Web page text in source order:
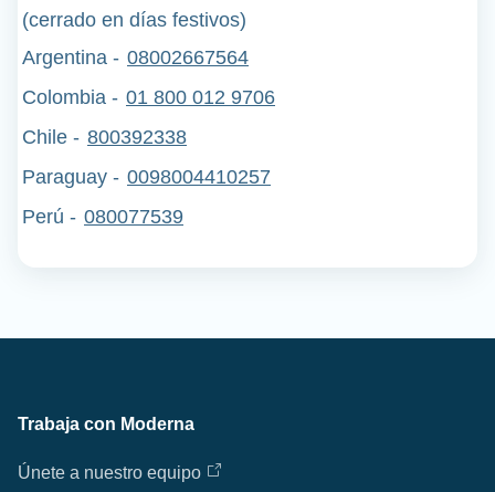
(cerrado en días festivos)
Argentina - 08002667564
Colombia - 01 800 012 9706
Chile - 800392338
Paraguay - 0098004410257
Perú - 080077539
Trabaja con Moderna
Únete a nuestro equipo